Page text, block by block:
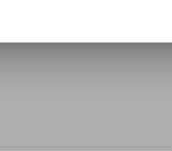
comme une adresse